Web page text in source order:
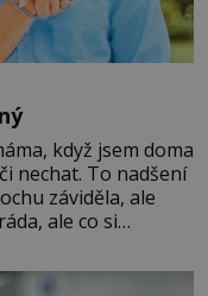
když jsem doma
nechat. To nadšení
záviděla, ale
ale co si
doba, když